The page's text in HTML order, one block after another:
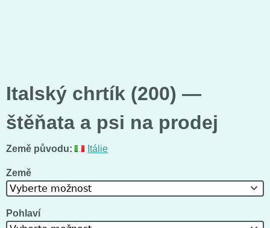
Italský chrtík (200) —
štěňata a psi na prodej
Země původu: Itálie
Země
Vyberte možnost
Pohlaví